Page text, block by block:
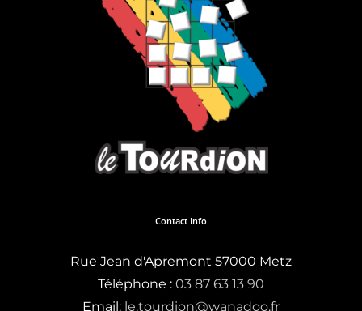
Contact Info
Rue Jean d'Apremont 57000 Metz
Téléphone : 03 87 63 13 90
Email: le.tourdion@wanadoo.fr